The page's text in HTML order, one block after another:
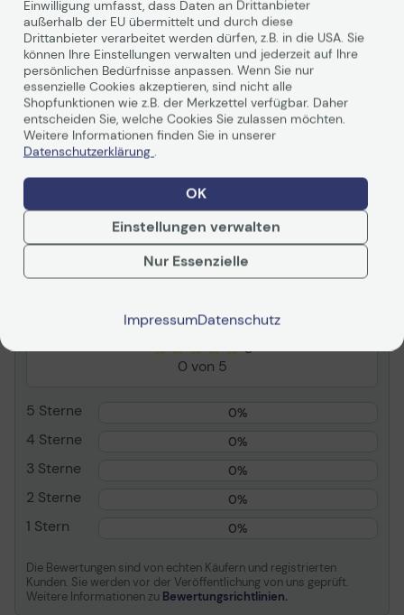
Hersteller
Epson
Herst.Art.Nr.
C13T49H400
EAN
0010343949690
Hauptmerkmale
Produktbeschreibung
Nachfülltinte
Drucktechnologie
Tintenstrahl
Druckfarbe
Gelb
Kapazität
140 ml
SC-T3100x 240V
Verbrauchsmaterial
Drucktechnologie
Tintenstrahl
Farbe
Gelb
Kapazität
140 ml
Informationen zur Kompatibilität
T3100X, SC-T3100x 240V
Allgemein
Bewertungen
0
0 von 5
5 Sterne 0%
4 Sterne 0%
3 Sterne 0%
2 Sterne 0%
1 Stern 0%
Die Bewertungen sind von echten Käufern und registrierten
Kunden. Sie werden vor der Veröffentlichung von uns geprüft.
Weitere Informationen zu Bewertungsrichtlinien.
Einwilligung umfasst, dass Daten an Drittanbieter
außerhalb der EU übermittelt und durch diese
Drittanbieter verarbeitet werden dürfen, z.B. in die USA. Sie
können Ihre Einstellungen verwalten und jederzeit auf Ihre
persönlichen Bedürfnisse anpassen. Wenn Sie nur
essenzielle Cookies akzeptieren, sind nicht alle
Shopfunktionen wie z.B. der Merkzettel verfügbar. Daher
entscheiden Sie, welche Cookies Sie zulassen möchten.
Weitere Informationen finden Sie in unserer
Datenschutzerklärung .
OK
Einstellungen verwalten
Nur Essenzielle
ImpressumDatenschutz